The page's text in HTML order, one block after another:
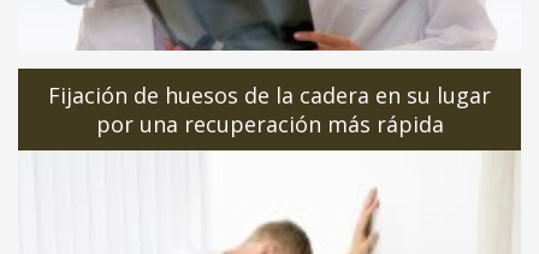
Fijación de huesos de la cadera en su lugar
por una recuperación más rápida